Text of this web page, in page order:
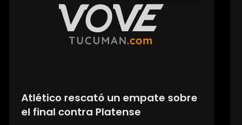
Atlético rescató un empate sobre
el final contra Platense